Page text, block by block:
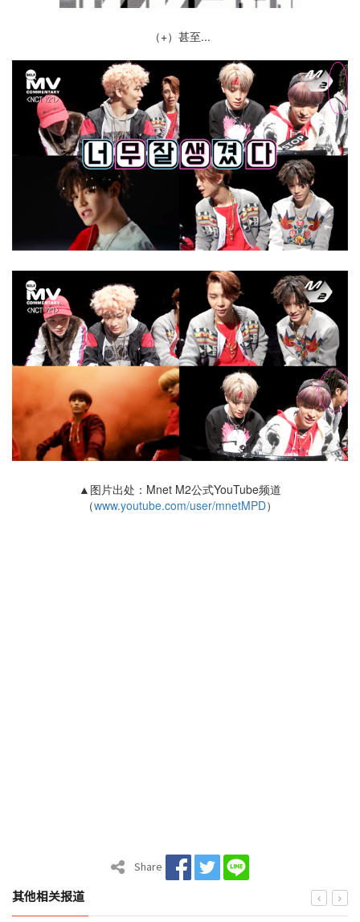
（+）甚至...
▲图片出处：Mnet M2公式YouTube频道
（www.youtube.com/user/mnetMPD）
Share
其他相关报道